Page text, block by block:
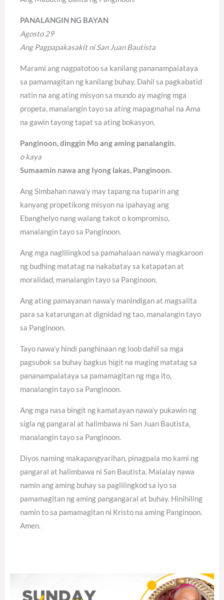
PANALANGIN NG BAYAN
Agosto 29
Ang Pagpapakasakit ni San Juan Bautista
Marami ang nagpatotoo sa kanilang pananampalataya
sa pamamagitan ng kanilang buhay. Dahil sa pagkabatid
natin na ang ating misyon sa mundo ay maging mga
propeta, manalangin tayo sa ating mapagmahal na Ama
na gawin tayong tapat sa ating bokasyon.
Panginoon, dinggin Mo ang aming panalangin.
o kaya
Sumaamin nawa ang Iyong lakas, Panginoon.
Ang Simbahan nawa’y may tapang na tuparin ang
kanyang propetikong misyon na ipahayag ang
Ebanghelyo nang walang takot o kompromiso,
manalangin tayo sa Panginoon.
Ang mga naglilingkod sa pamahalaan nawa’y magkaroon
ng budhing matatag na nakabatay sa katapatan at
moralidad, manalangin tayo sa Panginoon.
Ang ating pamayanan nawa’y manindigan at magsalita
para sa katarungan at dignidad ng tao, manalangin tayo
sa Panginoon.
Tayo nawa’y hindi panghinaan ng loob dahil sa mga
pagsubok sa buhay bagkus higit na maging matatag sa
pananampalataya sa pamamagitan ng mga ito,
manalangin tayo sa Panginoon.
Ang mga nasa bingit ng kamatayan nawa’y pukawin ng
sigla ng pangaral at halimbawa ni San Juan Bautista,
manalangin tayo sa Panginoon.
Diyos naming makapangyarihan, pinagpala mo kami ng
pangaral at halimbawa ni San Bautista. Maialay nawa
namin ang aming buhay sa paglilingkod sa iyo sa
pamamagitan ng aming pangangaral at buhay. Hinihiling
namin to sa pamamagitan ni Kristo na aming Panginoon.
Amen.